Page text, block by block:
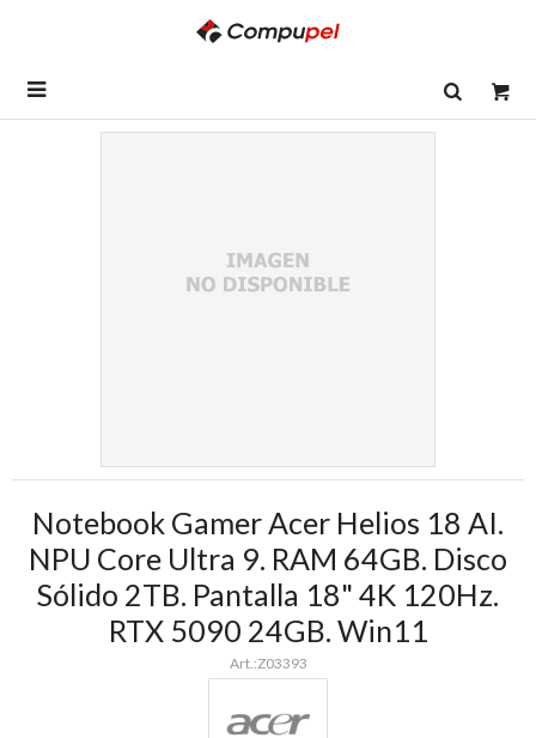

Notebook Gamer Acer Helios 18 AI.
NPU Core Ultra 9. RAM 64GB. Disco
Sólido 2TB. Pantalla 18" 4K 120Hz.
RTX 5090 24GB. Win11
Z03393